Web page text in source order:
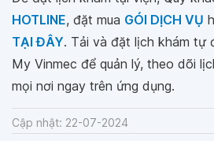
HOTLINE, đặt mua GÓI DỊCH VỤ
TẠI ĐÂY. Tải và đặt lịch khám tự
My Vinmec để quản lý, theo dõi
mọi nơi ngay trên ứng dụng.
Cập nhật: 22-07-2024